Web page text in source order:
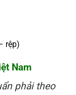
rệp)
Nam
phải theo